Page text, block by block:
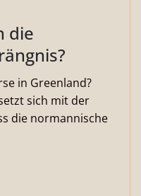
die
in Greenland?
sich mit der
die normannische